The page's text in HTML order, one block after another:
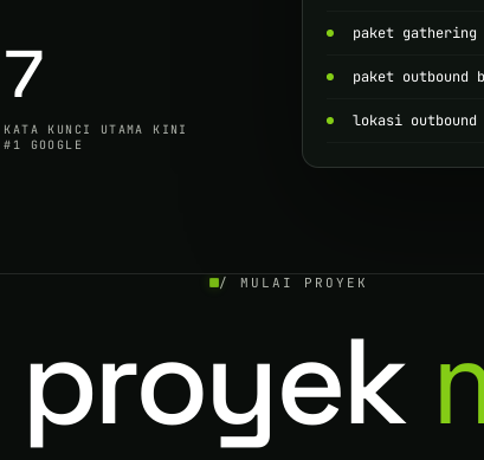
7
KATA KUNCI UTAMA KINI
#1 GOOGLE
paket gathering
paket outbound
lokasi outbound
/ MULAI PROYEK
proyek